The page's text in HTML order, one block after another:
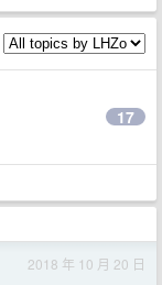
17
2018 年 10 月 20 日